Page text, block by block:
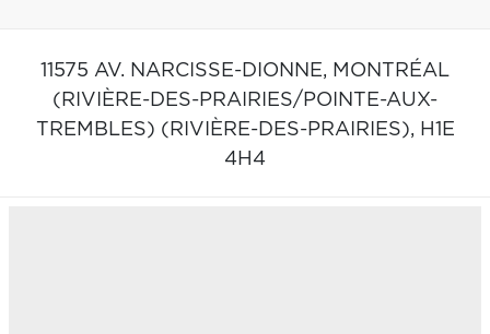
11575 AV. NARCISSE-DIONNE, MONTRÉAL
(RIVIÈRE-DES-PRAIRIES/POINTE-AUX-
TREMBLES) (RIVIÈRE-DES-PRAIRIES), H1E
4H4